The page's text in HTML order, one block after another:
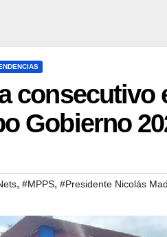
consecutivo
Gobierno
, #MPPS, #Presidente Nicolás